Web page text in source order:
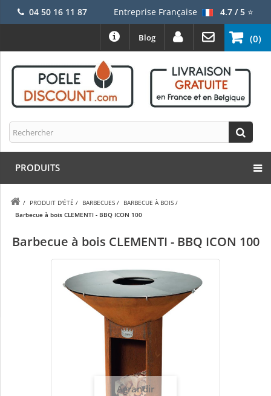
04 50 16 11 87 Entreprise Française 4.7 / 5⭐
(0)
Blog
PRODUITS
/ PRODUIT D'ÉTÉ / BARBECUES / BARBECUE À BOIS /
Barbecue à bois CLEMENTI - BBQ ICON 100
Barbecue à bois CLEMENTI - BBQ ICON 100
Agrandir